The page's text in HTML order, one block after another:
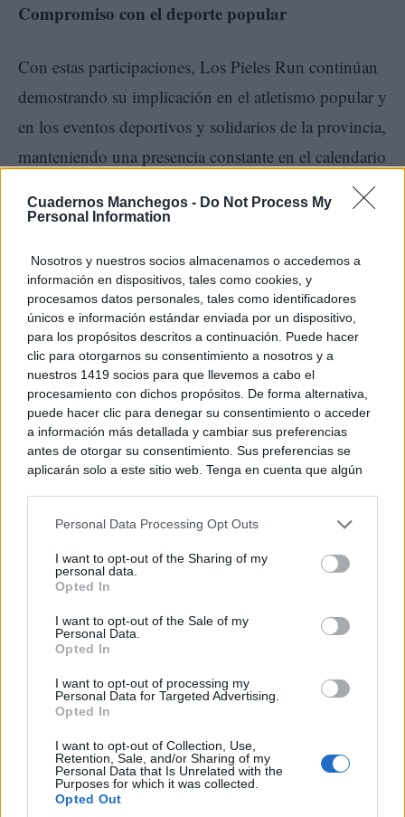
Cuadernos Manchegos - Do Not Process My
Personal Information
Nosotros y nuestros socios almacenamos o accedemos a
información en dispositivos, tales como cookies, y
procesamos datos personales, tales como identificadores
únicos e información estándar enviada por un dispositivo,
para los propósitos descritos a continuación. Puede hacer
clic para otorgarnos su consentimiento a nosotros y a
nuestros 1419 socios para que llevemos a cabo el
procesamiento con dichos propósitos. De forma alternativa,
puede hacer clic para denegar su consentimiento o acceder
a información más detallada y cambiar sus preferencias
antes de otorgar su consentimiento. Sus preferencias se
aplicarán solo a este sitio web. Tenga en cuenta que algún
rechazar tal procesamiento. Puede cambiar sus preferencias
a este sitio y haciendo clic en el botón "Privacidad" en la
parte inferior de la página web.
Please note that this website/app uses one or more Google
services and may gather and store information including but
not limited to your visit or usage behaviour. You may click to
use your data for below specified purposes in below Google
consent section.
Personal Data Processing Opt Outs
I want to opt-out of the Sharing of my
personal data.
Opted In
I want to opt-out of the Sale of my
Personal Data.
Opted In
I want to opt-out of processing my
Personal Data for Targeted Advertising.
Opted In
I want to opt-out of Collection, Use,
Retention, Sale, and/or Sharing of my
Personal Data that Is Unrelated with the
Purposes for which it was collected.
Opted Out
Compromiso con el deporte popular
Con estas participaciones, Los Pieles Run continúan
demostrando su implicación en el atletismo popular y
en los eventos deportivos y solidarios de la provincia,
manteniendo una presencia constante en el calendario
del Circuito de Carreras de Ciudad Real y en otras
pruebas deportivas.
El club tomellosero sigue consolidando así su
espíritu de compañerismo, esfuerzo y participación,
valores que definen su presencia en cada
competición.